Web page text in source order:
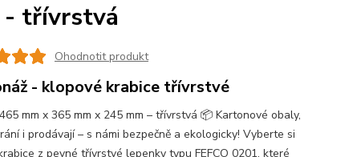
- třívrstvá
Ohodnotit produkt
- klopové krabice třívrstvé
mm x 365 mm x 245 mm – třívrstvá 📦 Kartonové obaly,
i prodávají – s námi bezpečně a ekologicky! Vyberte si
z pevné třívrstvé lepenky typu FEFCO 0201, které